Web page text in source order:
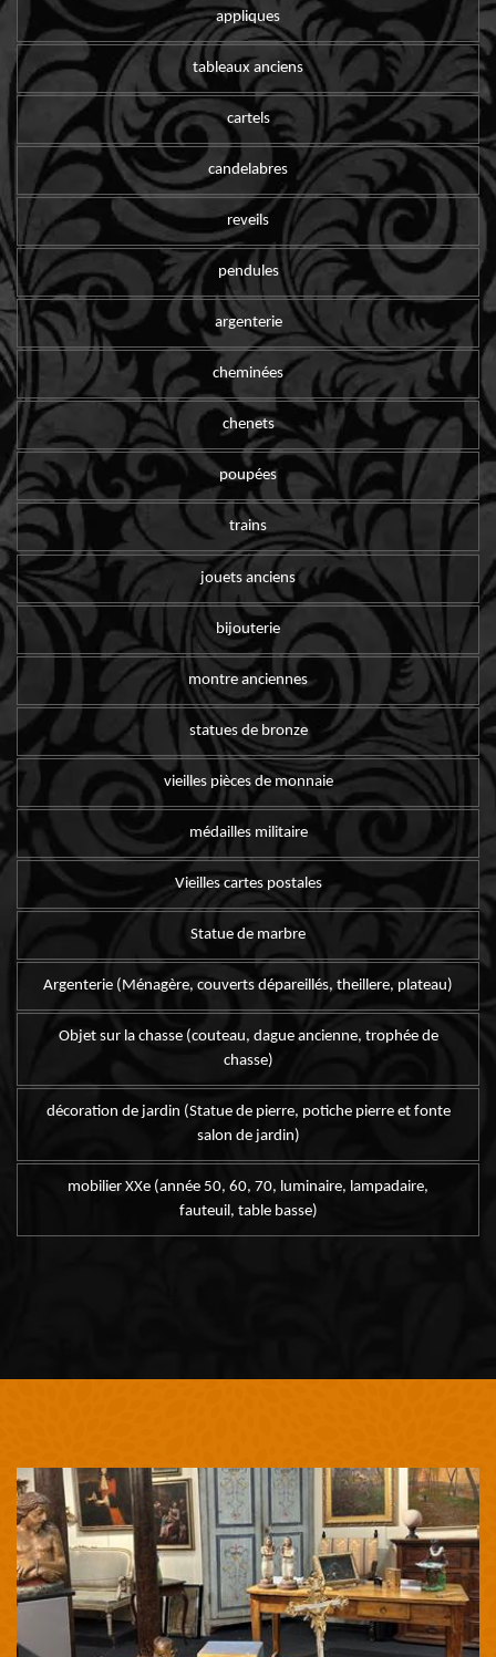
appliques
tableaux anciens
cartels
candelabres
reveils
pendules
argenterie
cheminées
chenets
poupées
trains
jouets anciens
bijouterie
montre anciennes
statues de bronze
vieilles pièces de monnaie
médailles militaire
Vieilles cartes postales
Statue de marbre
Argenterie (Ménagère, couverts dépareillés, theillere, plateau)
Objet sur la chasse (couteau, dague ancienne, trophée de
chasse)
décoration de jardin (Statue de pierre, potiche pierre et fonte
salon de jardin)
mobilier XXe (année 50, 60, 70, luminaire, lampadaire,
fauteuil, table basse)